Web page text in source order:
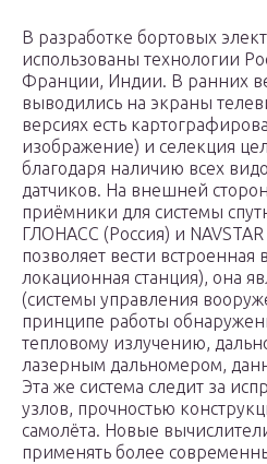
В разработке бортовых
использованы технологии
Франции, Индии. В ранних
выводились на экраны
версиях есть
изображение) и селекция
благодаря наличию всех
датчиков. На внешней
приёмники для системы
ГЛОНАСС (Россия) и
позволяет вести
локационная станция), она
(системы управления
принципе работы
тепловому излучению,
лазерным дальномером,
Эта же система следит за
узлов, прочностью
самолёта. Новые
применять более